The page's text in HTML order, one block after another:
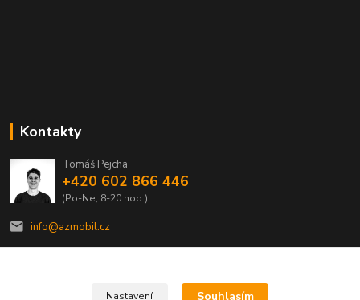
Kontakty
Tomáš Pejcha
+420 602 866 446
(Po-Ne, 8-20 hod.)
info@azmobil.cz
Nastavení Souhlasím